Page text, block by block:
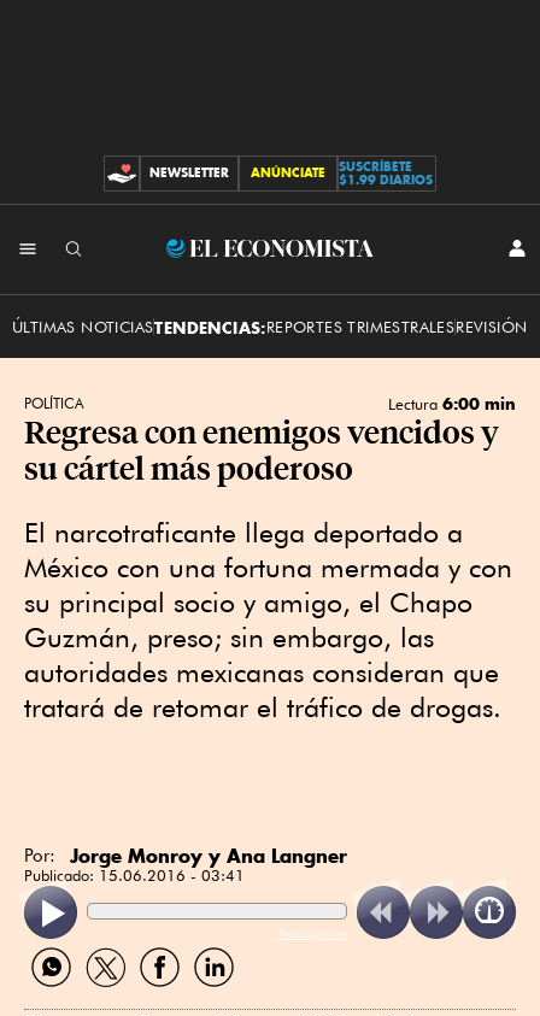
CONTRIBUCIONES
NEWSLETTER ANÚNCIATE
SUSCRÍBETE
$1.99 DIARIOS
El
ÚLTIMAS NOTICIASTENDENCIAS:REPORTES TRIMESTRALESREVISIÓN
POLÍTICA Lectura 6:00 min
Regresa con enemigos vencidos y
su cártel más poderoso
El narcotraficante llega deportado a
México con una fortuna mermada y con
su principal socio y amigo, el Chapo
Guzmán, preso; sin embargo, las
autoridades mexicanas consideran que
tratará de retomar el tráfico de drogas.
Por: Jorge Monroy y Ana Langner
Publicado: 15.06.2016 - 03:41
ReadSpeaker
Compartir
por
Compartir
por
Compartir
por
Compartir
por